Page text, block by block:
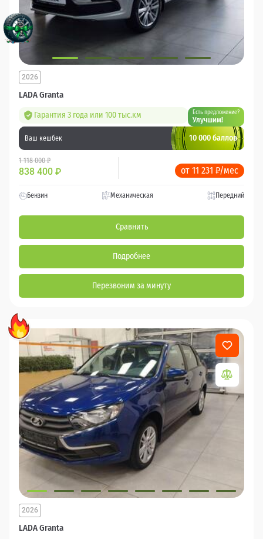
LADA Granta
2026
Гарантия 3 года или 100 тыс.км Есть предложение?
Улучшим!
Ваш кешбек 10 000 баллов
1 118 000 ₽
838 400 ₽ от 11 231 ₽/мес
Бензин Механическая Передний
Сравнить
Подробнее
Перезвоним за минуту
LADA Granta
2026